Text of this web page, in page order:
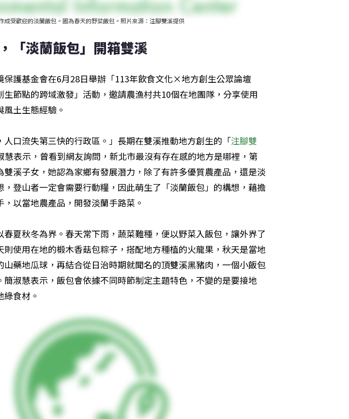
成受歡迎的淡蘭飯包。圖為春天的野菜飯包。照片來源：注腳雙溪提供
「淡蘭飯包」開箱雙溪
保護基金會在6月28日舉辦「113年飲食文化×地方創生公眾論壇
節點的跨域激發」活動，邀請農漁村共10個在地團隊，分享使用
土生態經驗。
人口流失第三快的行政區。」長期在雙溪推動地方創生的「注腳雙
慧表示，曾看到網友詢問，新北市最沒有存在感的地方是哪裡，第
雙溪子女，她認為家鄉有發展潛力，除了有許多優質農產品，還是淡
，登山者一定會需要行動糧，因此萌生了「淡蘭飯包」的構想，藉擔
以當地農產品，開發淡蘭手路菜。
春夏秋冬為界。春天常下雨，蔬菜難種，便以野菜入飯包，讓外界了
則使用在地的椴木香菇包粽子，搭配地方種植的火龍果，秋天是當地
山藥地瓜球，再結合從日治時期就聞名的頂雙溪黑豬肉，一個小飯包
簡淑慧表示，飯包會依據不同時節制定主題特色，不變的是要接地
食材。